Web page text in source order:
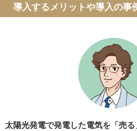
導入するメリットや導入の事
太陽光発電で発電した電気を「売